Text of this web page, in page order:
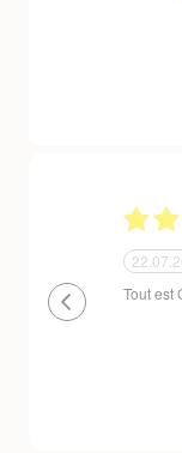
22.07.2026
Tout est OK.